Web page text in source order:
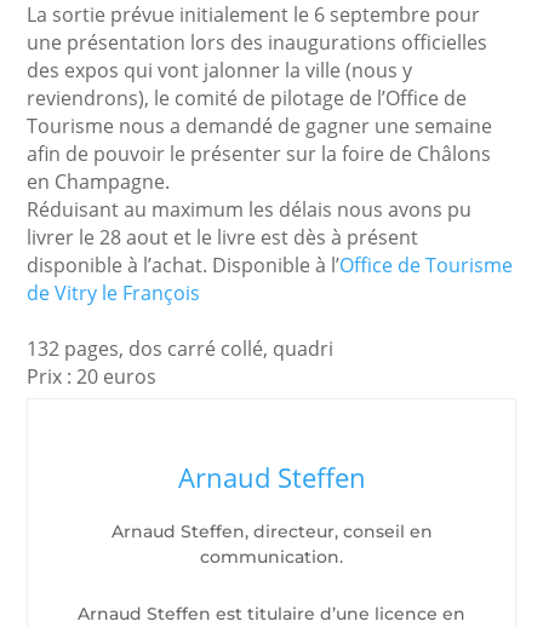
La sortie prévue initialement le 6 septembre pour
une présentation lors des inaugurations officielles
des expos qui vont jalonner la ville (nous y
reviendrons), le comité de pilotage de l’Office de
Tourisme nous a demandé de gagner une semaine
afin de pouvoir le présenter sur la foire de Châlons
en Champagne.
Réduisant au maximum les délais nous avons pu
livrer le 28 aout et le livre est dès à présent
disponible à l’achat. Disponible à l’Office de Tourisme
de Vitry le François
132 pages, dos carré collé, quadri
Prix : 20 euros
Arnaud Steffen
Arnaud Steffen, directeur, conseil en
communication.
Arnaud Steffen est titulaire d’une licence en